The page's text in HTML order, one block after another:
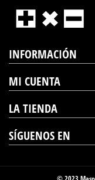
INFORMACIÓN
MI CUENTA
LA TIENDA
SÍGUENOS EN